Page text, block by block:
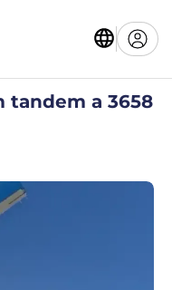
tandem a 3658